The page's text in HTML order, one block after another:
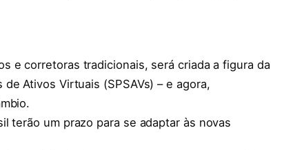
e corretoras tradicionais, será criada a figura da
Ativos Virtuais (SPSAVs) – e agora,
terão um prazo para se adaptar às novas